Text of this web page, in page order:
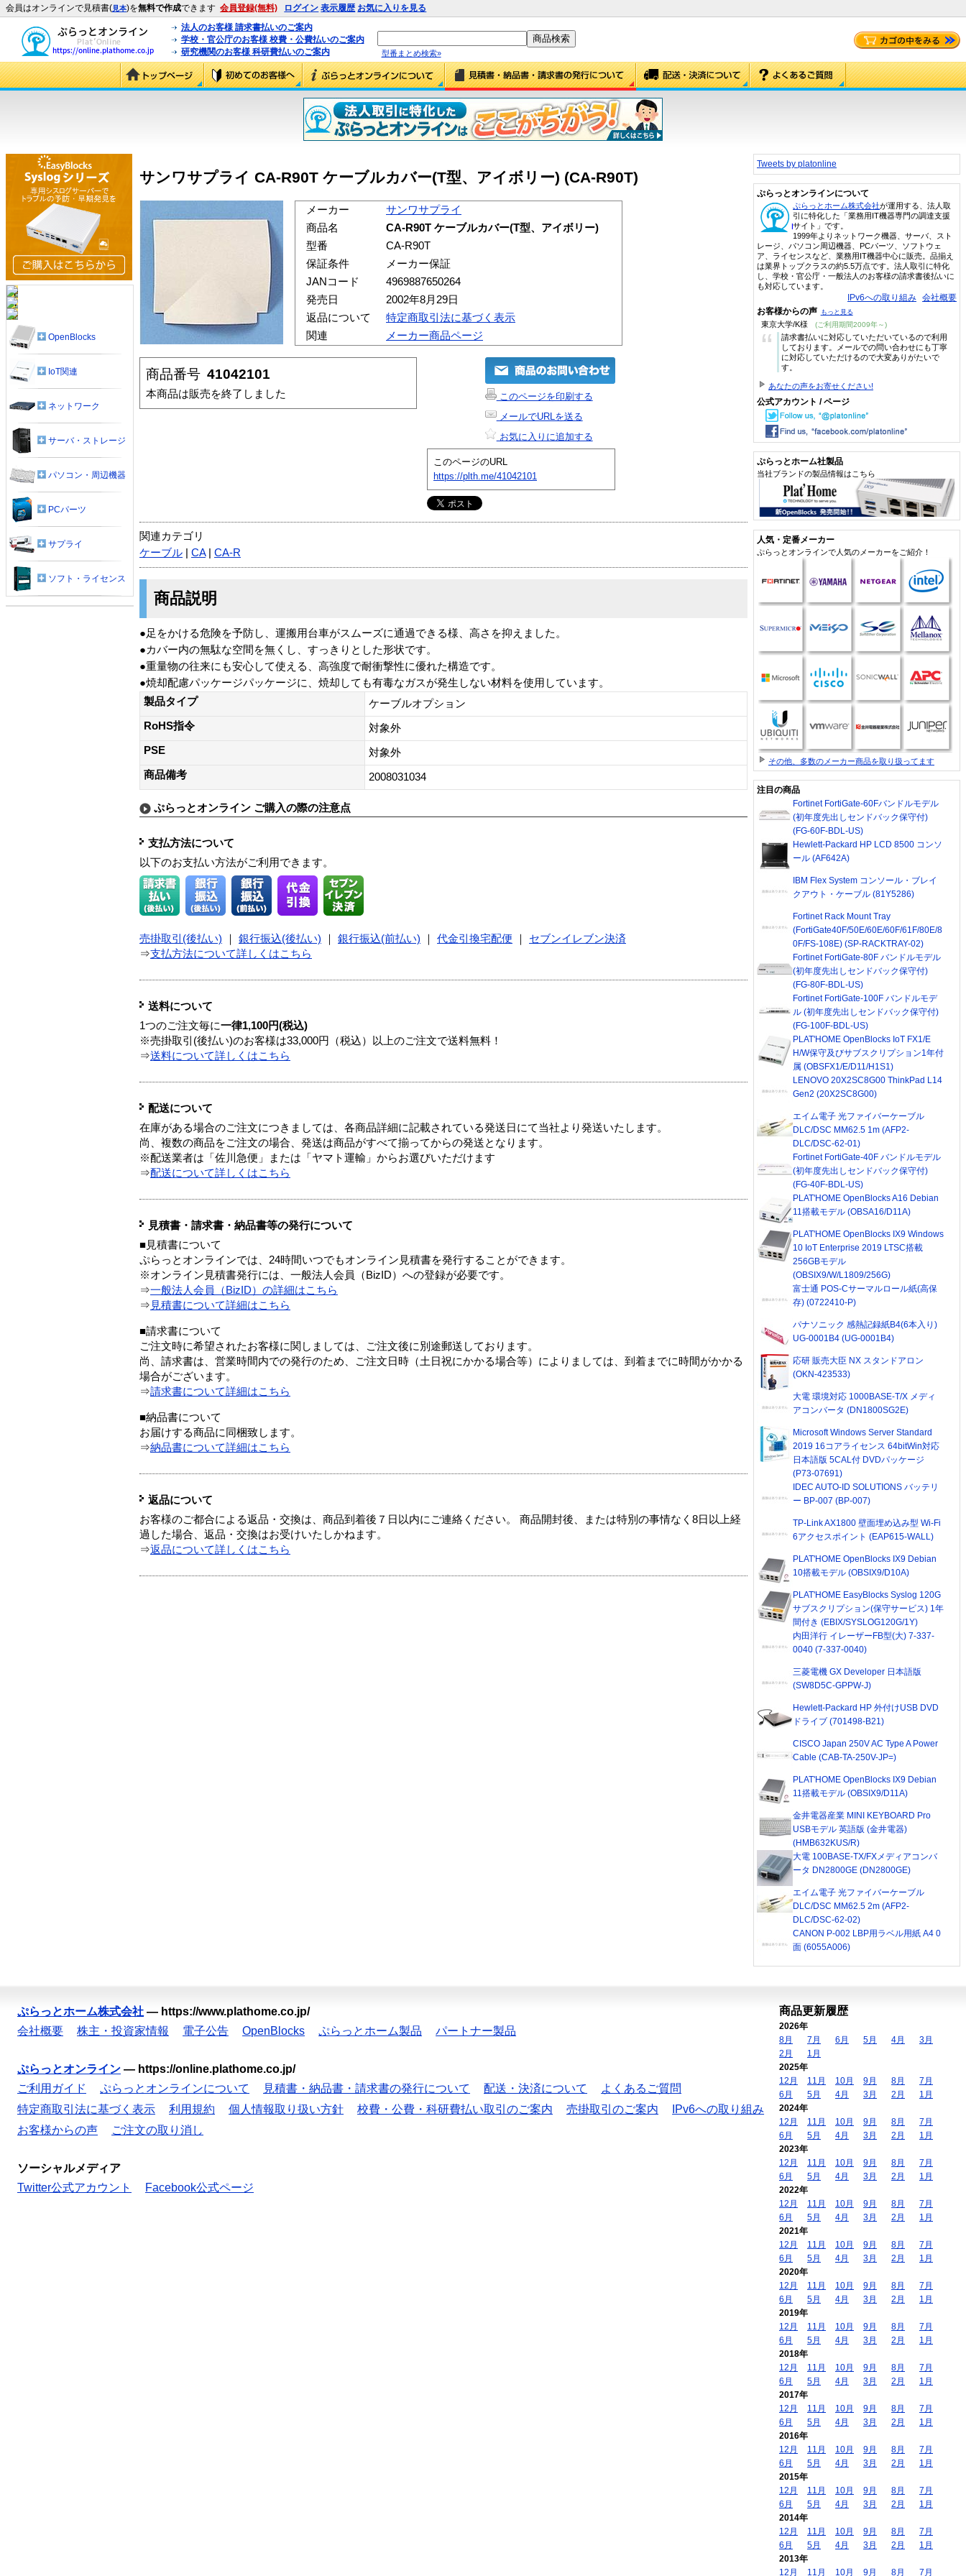
会員はオンラインで見積書(見本)を無料で作成できます 会員登録(無料) ログイン 表示履歴 お気に入りを見る
法人のお客様 請求書払いのご案内
学校・官公庁のお客様 校費・公費払いのご案内
研究機関のお客様 科研費払いのご案内
型番まとめ検索»
サンワサプライ CA-R90T ケーブルカバー(T型、アイボリー) (CA-R90T)
メーカー
サンワサプライ
商品名
CA-R90T ケーブルカバー(T型、アイボリー)
型番
CA-R90T
保証条件
メーカー保証
JANコード
4969887650264
発売日
2002年8月29日
返品について
特定商取引法に基づく表示
関連
メーカー商品ページ
商品番号 41042101
本商品は販売を終了しました
このページを印刷する
メールでURLを送る
お気に入りに追加する
このページのURL
https://plth.me/41042101
関連カテゴリ
ケーブル
CA| CA-R
商品説明
●足をかける危険を予防し、運搬用台車がスムーズに通過できる様、高さを抑えました。
●カバー内の無駄な空間を無くし、すっきりとした形状です。
●重量物の往来にも安心して使える、高強度で耐衝撃性に優れた構造です。
●焼却配慮パッケージパッケージに、焼却しても有毒なガスが発生しない材料を使用しています。
製品タイプ
ケーブルオプション
RoHS指令
対象外
PSE
対象外
商品備考
2008031034
ぷらっとオンライン ご購入の際の注意点
支払方法について
以下のお支払い方法がご利用できます。
売掛取引(後払い) 銀行振込(後払い) 銀行振込(前払い) 代金引換宅配便
セブンイレブン決済
⇒支払方法について詳しくはこちら
送料について
1つのご注文毎に一律1,100円(税込)
※売掛取引(後払い)のお客様は33,000円（税込）以上のご注文で送料無料！
⇒送料について詳しくはこちら
配送について
在庫がある場合のご注文につきましては、各商品詳細に記載されている発送日にて当社より発送いたします。
尚、複数の商品をご注文の場合、発送は商品がすべて揃ってからの発送となります。
※配送業者は「佐川急便」または「ヤマト運輸」からお選びいただけます
⇒配送について詳しくはこちら
見積書・請求書・納品書等の発行について
■見積書について
ぷらっとオンラインでは、24時間いつでもオンライン見積書を発行することができます。
※オンライン見積書発行には、一般法人会員（BizID）への登録が必要です。
⇒一般法人会員（BizID）の詳細はこちら
⇒ 見積書について詳細はこちら
■請求書について
ご注文時に希望されたお客様に関しましては、ご注文後に別途郵送しております。
尚、請求書は、営業時間内での発行のため、ご注文日時（土日祝にかかる場合等）によりましては、到着までに時間がかかる
場合がございます。
⇒請求書について詳細はこちら
■納品書について
お届けする商品に同梱致します。
⇒納品書について詳細はこちら
返品について
お客様のご都合による返品・交換は、商品到着後７日以内にご連絡ください。 商品開封後、または特別の事情なく8日以上経
過した場合、返品・交換はお受けいたしかねます。
⇒返品について詳しくはこちら
OpenBlocks
IoT関連
ネットワーク
サーバ・ストレージ
パソコン・周辺機器
PCパーツ
サプライ
ソフト・ライセンス
Tweets by platonline
ぷらっとオンラインについて
ぷらっとホーム株式会社が運用する、法人取
引に特化した「業務用IT機器専門の調達支援
サイト」です。
1999年よりネットワーク機器、サーバ、スト
レージ、パソコン周辺機器、PCパーツ、ソフトウェ
ア、ライセンスなど、業務用IT機器中心に販売。品揃え
は業界トップクラスの約5.5万点です。法人取引に特化
し、学校・官公庁・一般法人のお客様の請求書後払いに
も対応しています。
IPv6への取り組み 会社概要
お客様からの声 もっと見る
東京大学/K様 (ご利用期間2009年～)
“
請求書払いに対応していただいているので利用
しております。メールでの問い合わせにも丁寧
に対応していただけるので大変ありがたいで
す。
あなたの声をお寄せください!
公式アカウント / ページ
ぷらっとホーム社製品
当社ブランドの製品情報はこちら
人気・定番メーカー
ぷらっとオンラインで人気のメーカーをご紹介！
その他、多数のメーカー商品を取り扱ってます
注目の商品
Fortinet FortiGate-60Fバンドルモデル
(初年度先出しセンドバック保守付)
(FG-60F-BDL-US)
Hewlett-Packard HP LCD 8500 コンソ
ール (AF642A)
IBM Flex System コンソール・ブレイ
クアウト・ケーブル (81Y5286)
Fortinet Rack Mount Tray
(FortiGate40F/50E/60E/60F/61F/80E/8
0F/FS-108E) (SP-RACKTRAY-02)
Fortinet FortiGate-80F バンドルモデル
(初年度先出しセンドバック保守付)
(FG-80F-BDL-US)
Fortinet FortiGate-100F バンドルモデ
ル (初年度先出しセンドバック保守付)
(FG-100F-BDL-US)
PLAT'HOME OpenBlocks IoT FX1/E
H/W保守及びサブスクリプション1年付
属 (OBSFX1/E/D11/H1S1)
LENOVO 20X2SC8G00 ThinkPad L14
Gen2 (20X2SC8G00)
エイム電子 光ファイバーケーブル
DLC/DSC MM62.5 1m (AFP2-
DLC/DSC-62-01)
Fortinet FortiGate-40F バンドルモデル
(初年度先出しセンドバック保守付)
(FG-40F-BDL-US)
PLAT'HOME OpenBlocks A16 Debian
11搭載モデル (OBSA16/D11A)
PLAT'HOME OpenBlocks IX9 Windows
10 IoT Enterprise 2019 LTSC搭載
256GBモデル
(OBSIX9/W/L1809/256G)
富士通 POS-Cサーマルロール紙(高保
存) (0722410-P)
パナソニック 感熱記録紙B4(6本入り)
UG-0001B4 (UG-0001B4)
応研 販売大臣 NX スタンドアロン
(OKN-423533)
大電 環境対応 1000BASE-T/X メディ
アコンバータ (DN1800SG2E)
Microsoft Windows Server Standard
2019 16コアライセンス 64bitWin対応
日本語版 5CAL付 DVDパッケージ
(P73-07691)
IDEC AUTO-ID SOLUTIONS バッテリ
ー BP-007 (BP-007)
TP-Link AX1800 壁面埋め込み型 Wi-Fi
6アクセスポイント (EAP615-WALL)
PLAT'HOME OpenBlocks IX9 Debian
10搭載モデル (OBSIX9/D10A)
PLAT'HOME EasyBlocks Syslog 120G
サブスクリプション(保守サービス) 1年
間付き (EBIX/SYSLOG120G/1Y)
内田洋行 イレーザーFB型(大) 7-337-
0040 (7-337-0040)
三菱電機 GX Developer 日本語版
(SW8D5C-GPPW-J)
Hewlett-Packard HP 外付けUSB DVD
ドライブ (701498-B21)
CISCO Japan 250V AC Type A Power
Cable (CAB-TA-250V-JP=)
PLAT'HOME OpenBlocks IX9 Debian
11搭載モデル (OBSIX9/D11A)
金井電器産業 MINI KEYBOARD Pro
USBモデル 英語版 (金井電器)
(HMB632KUS/R)
大電 100BASE-TX/FXメディアコンバ
ータ DN2800GE (DN2800GE)
エイム電子 光ファイバーケーブル
DLC/DSC MM62.5 2m (AFP2-
DLC/DSC-62-02)
CANON P-002 LBP用ラベル用紙 A4 0
面 (6055A006)
ぷらっとホーム株式会社 — https://www.plathome.co.jp/
会社概要
株主・投資家情報 電子公告 OpenBlocks ぷらっとホーム製品 パートナー製品
ぷらっとオンライン — https://online.plathome.co.jp/
ご利用ガイド
ぷらっとオンラインについて 見積書・納品書・請求書の発行について 配送・決済について
よくあるご質問
特定商取引法に基づく表示
利用規約 個人情報取り扱い方針 校費・公費・科研費払い取引のご案内 売掛取引のご案内
IPv6への取り組み
お客様からの声
ご注文の取り消し
ソーシャルメディア
Twitter公式アカウント
Facebook公式ページ
商品更新履歴
2026年
8月
7月 6月 5月 4月
3月
2月
1月
2025年
12月
11月 10月 9月 8月
7月
6月
5月 4月 3月 2月
1月
2024年
12月
11月 10月 9月 8月
7月
6月
5月 4月 3月 2月
1月
2023年
12月
11月 10月 9月 8月
7月
6月
5月 4月 3月 2月
1月
2022年
12月
11月 10月 9月 8月
7月
6月
5月 4月 3月 2月
1月
2021年
12月
11月 10月 9月 8月
7月
6月
5月 4月 3月 2月
1月
2020年
12月
11月 10月 9月 8月
7月
6月
5月 4月 3月 2月
1月
2019年
12月
11月 10月 9月 8月
7月
6月
5月 4月 3月 2月
1月
2018年
12月
11月 10月 9月 8月
7月
6月
5月 4月 3月 2月
1月
2017年
12月
11月 10月 9月 8月
7月
6月
5月 4月 3月 2月
1月
2016年
12月
11月 10月 9月 8月
7月
6月
5月 4月 3月 2月
1月
2015年
12月
11月 10月 9月 8月
7月
6月
5月 4月 3月 2月
1月
2014年
12月
11月 10月 9月 8月
7月
6月
5月 4月 3月 2月
1月
2013年
12月
11月 10月 9月 8月 7月